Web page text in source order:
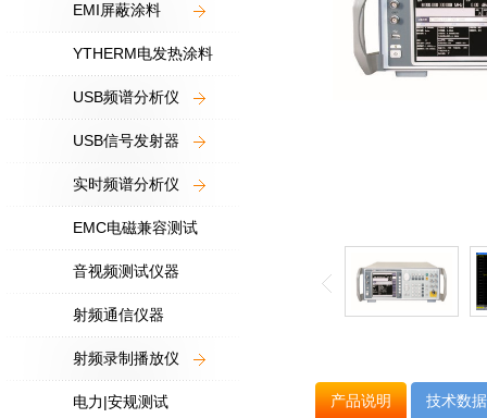
EMI屏蔽涂料
YTHERM电发热涂料
USB频谱分析仪
USB信号发射器
实时频谱分析仪
EMC电磁兼容测试
音视频测试仪器
射频通信仪器
射频录制播放仪
电力|安规测试 产品说明 技术数据